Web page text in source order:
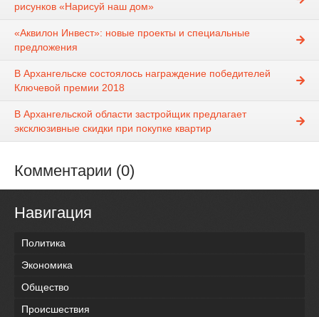
рисунков «Нарисуй наш дом»
«Аквилон Инвест»: новые проекты и специальные
предложения
В Архангельске состоялось награждение победителей
Ключевой премии 2018
В Архангельской области застройщик предлагает
эксклюзивные скидки при покупке квартир
Комментарии (0)
Навигация
Политика
Экономика
Общество
Происшествия